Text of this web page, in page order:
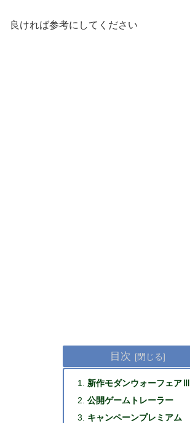
良ければ参考にしてください
目次
新作モダンウォーフェアⅢ
公開ゲームトレーラー
キャンペーンプレミアム